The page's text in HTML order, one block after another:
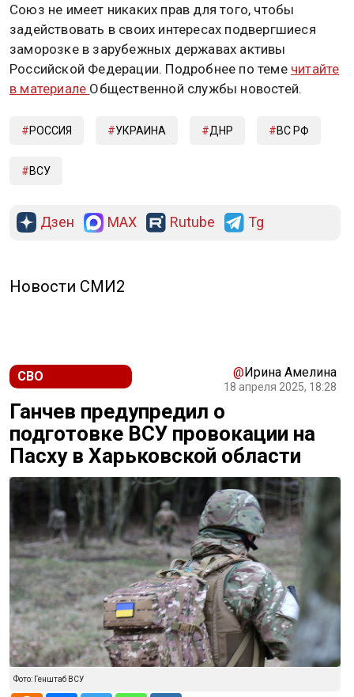
Союз не имеет никаких прав для того, чтобы
задействовать в своих интересах подвергшиеся
заморозке в зарубежных державах активы
Российской Федерации. Подробнее по теме читайте
в материале Общественной службы новостей.
РОССИЯ УКРАИНА ДНР ВС РФ
ВСУ
Дзен MAX Rutube Tg
Новости СМИ2
СВО @Ирина Амелина
18 апреля 2025, 18:28
Ганчев предупредил о
подготовке ВСУ провокации на
Пасху в Харьковской области
Фото: Генштаб ВСУ